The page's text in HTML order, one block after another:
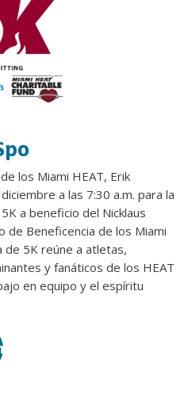
los Miami HEAT, Erik
a las 7:30 a.m. para la
a beneficio del Nicklaus
de Beneficencia de los Miami
de 5K reúne a atletas,
y fanáticos de los HEAT
en equipo y el espíritu